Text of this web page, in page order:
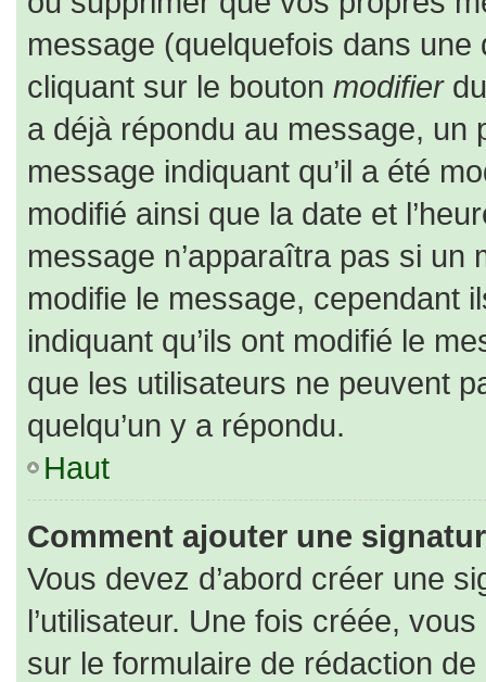
message (quelquefois dans
cliquant sur le bouton modifierdu
a déjà répondu au message, un
message indiquant qu’il a été
modifié ainsi que la date et
message n’apparaîtra pas si
modifie le message, cependant
indiquant qu’ils ont modifié le
que les utilisateurs ne peuvent
quelqu’un y a répondu.
Haut
Comment ajouter une
Vous devez d’abord créer une
l’utilisateur. Une fois créée,
sur le formulaire de rédaction